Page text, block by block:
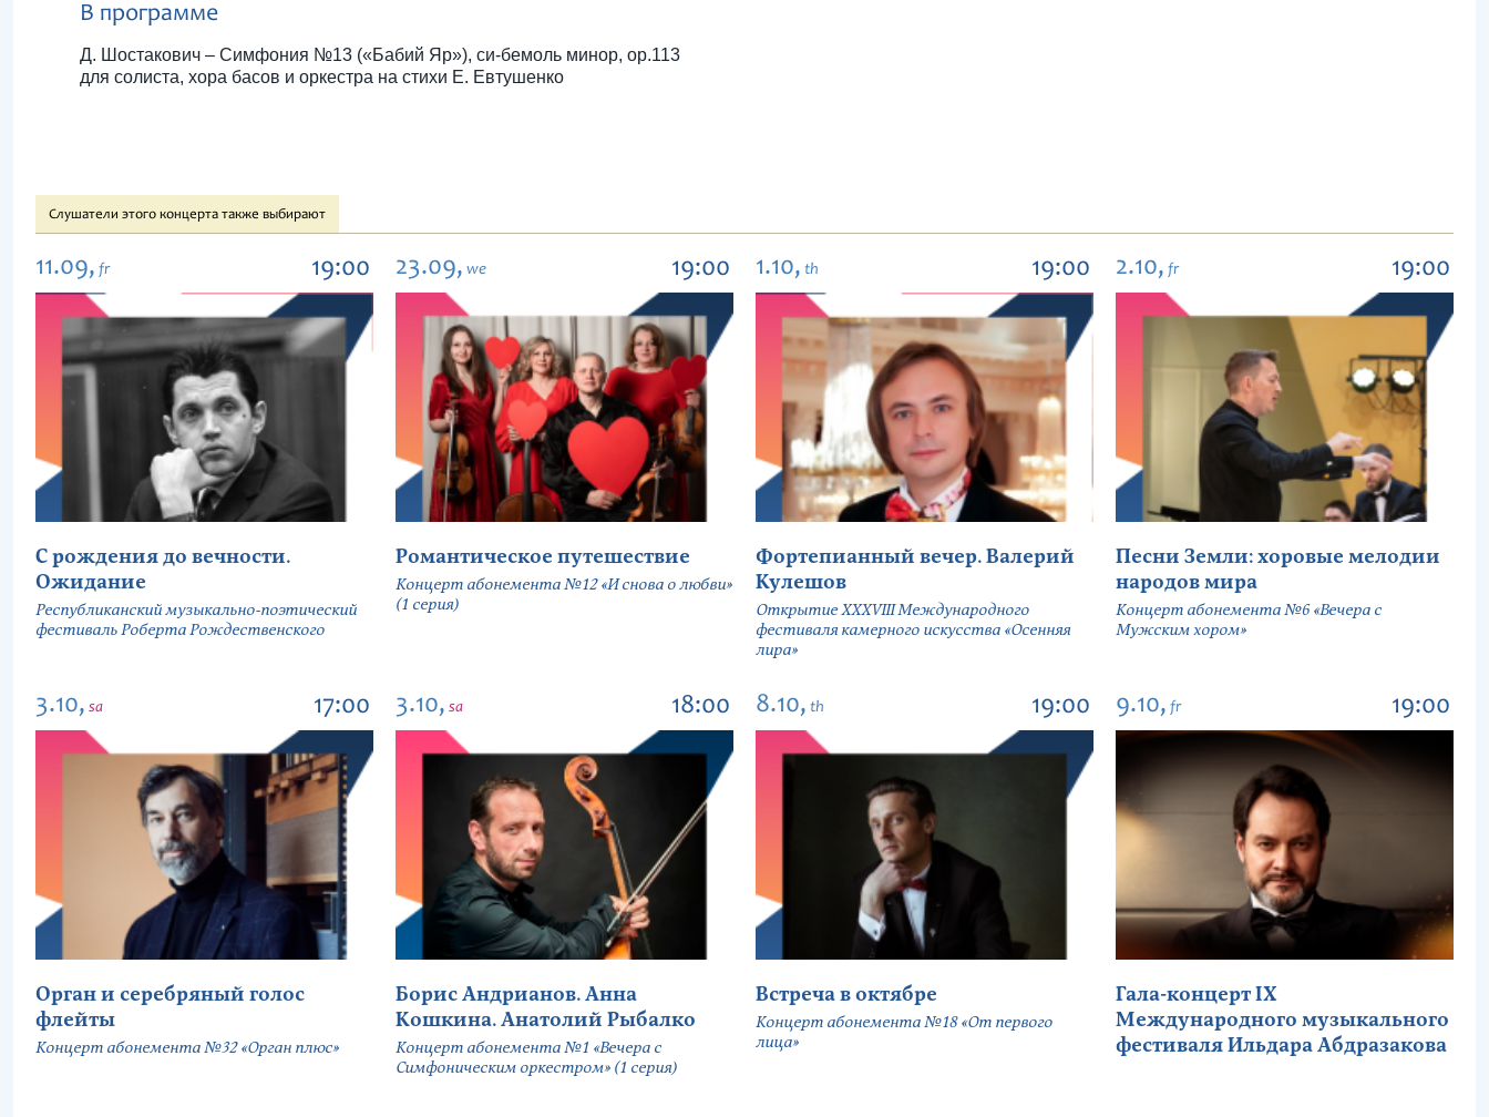
В программе
Д. Шостакович – Симфония №13 («Бабий Яр»), си-бемоль минор, ор.113
для солиста, хора басов и оркестра на стихи Е. Евтушенко
Слушатели этого концерта также выбирают
11.09, fr 19:00
С рождения до вечности.
Ожидание
Республиканский музыкально-поэтический
фестиваль Роберта Рождественского
23.09, we 19:00
Романтическое путешествие
Концерт абонемента №12 «И снова о любви»
(1 серия)
1.10, th 19:00
Фортепианный вечер. Валерий
Кулешов
Открытие ХХХVIII Международного
фестиваля камерного искусства «Осенняя
лира»
2.10, fr 19:00
Песни Земли: хоровые мелодии
народов мира
Концерт абонемента №6 «Вечера с
Мужским хором»
3.10, sa 17:00
Орган и серебряный голос
флейты
Концерт абонемента №32 «Орган плюс»
3.10, sa 18:00
Борис Андрианов. Анна
Кошкина. Анатолий Рыбалко
Концерт абонемента №1 «Вечера с
Симфоническим оркестром» (1 серия)
8.10, th 19:00
Встреча в октябре
Концерт абонемента №18 «От первого
лица»
9.10, fr 19:00
Гала-концерт IX
Международного музыкального
фестиваля Ильдара Абдразакова